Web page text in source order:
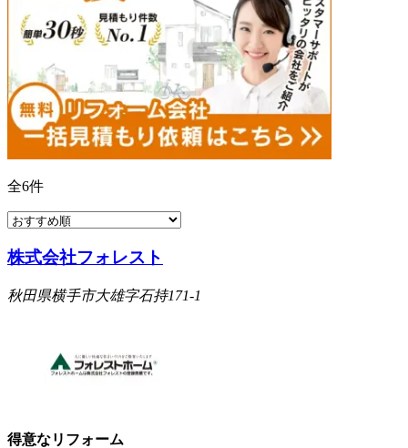
全6件
株式会社フォレスト
秋田県横手市大雄字石持171-1
得意なリフォーム